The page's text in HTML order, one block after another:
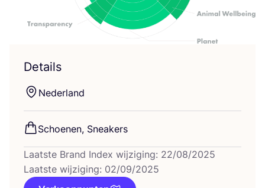
Details
Neder­land
Schoe­nen, Sneakers
Laatste Brand Index wijziging: 22/08/2025
Laatste wijziging: 02/09/2025